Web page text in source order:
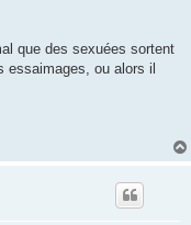
que des sexuées sortent
essaimages, ou alors il